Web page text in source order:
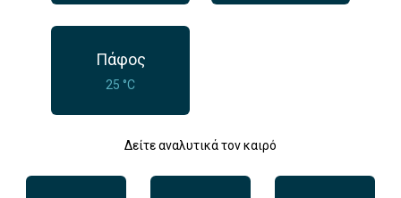
Πάφος
25 °C
Δείτε αναλυτικά τον καιρό